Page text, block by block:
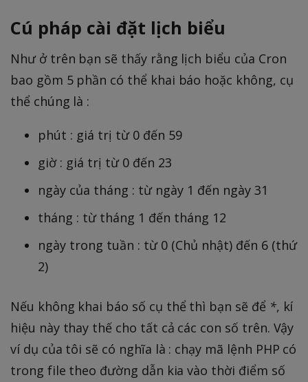
Cú pháp cài đặt lịch biểu
Như ở trên bạn sẽ thấy rằng lịch biểu của Cron
bao gồm 5 phần có thể khai báo hoặc không, cụ
thể chúng là :
phút : giá trị từ 0 đến 59
giờ : giá trị từ 0 đến 23
ngày của tháng : từ ngày 1 đến ngày 31
tháng : từ tháng 1 đến tháng 12
ngày trong tuần : từ 0 (Chủ nhật) đến 6 (thứ
2)
Nếu không khai báo số cụ thể thì bạn sẽ để *, kí
hiệu này thay thế cho tất cả các con số trên. Vậy
ví dụ của tôi sẽ có nghĩa là : chạy mã lệnh PHP có
trong file theo đường dẫn kia vào thời điểm số